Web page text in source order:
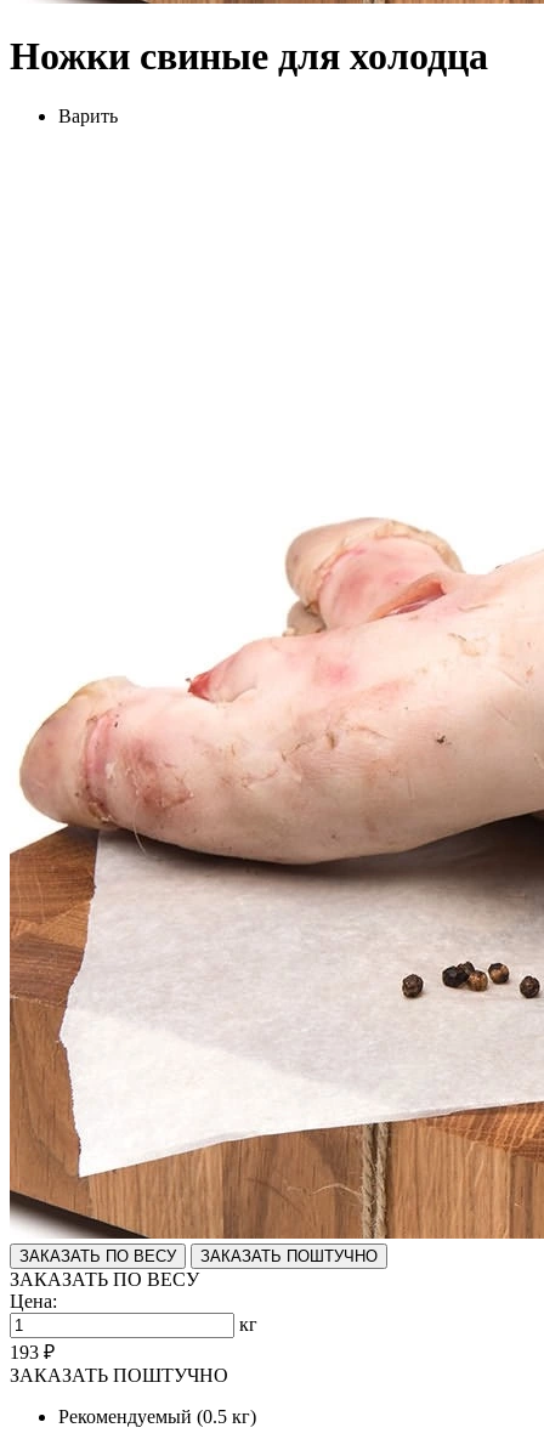
Ножки свиные для холодца
Варить
ЗАКАЗАТЬ ПО ВЕСУ ЗАКАЗАТЬ ПОШТУЧНО
ЗАКАЗАТЬ ПО ВЕСУ
Цена:
кг
193 ₽
ЗАКАЗАТЬ ПОШТУЧНО
Рекомендуемый (0.5 кг)